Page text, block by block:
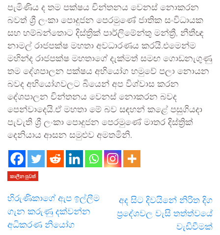
පැමිණිය ද තම පක්ෂය චින්තනය වෙනස් නොකරන
බවත් ශ්‍රී ලංකා පොදුජන පෙරමුණේ ජාතික සංවිධායක
සහ හම්බන්තොට දිස්ත්‍රික් පාර්ලිමේන්තු මන්ත්‍රී, නීතීඥ
නාමල් රාජපක්ෂ මහතා අවධාරණය කරයි.එමෙන්ම
මහින්ද රාජපක්ෂ මහතාගේ දැක්මත් සමඟ ගොඩනැගුණු
තම දේශපාලන පක්ෂය අභියෝග හමුවේ පලා නොයන
බවද අභියෝගවලට බියෙන් අප විශ්වාස කරන
දේශපාලන චින්තනය වෙනස් නොකරන බවද
පෙන්වාදෙයි.ඒ මහතා මේ බව සඳහන් කළේ පසුගියදා
පැවැති ශ්‍රී ලංකා පොදුජන පෙරමුණේ මාතර දිස්ත්‍රික්
දෙනියාය ආසන සමුළුව අමතමිනි.
කාලීන පුවත්
හිරුණිකාගේ ඇප ඉල්ලීම
ගැන කරුණු දක්වන්න
අධිකරණ නියෝග
අද සිට දිවයිනේ නිරිත දිග
ප්‍රදේශවල වැසි තත්ත්වයේ
වැඩිවීමක්